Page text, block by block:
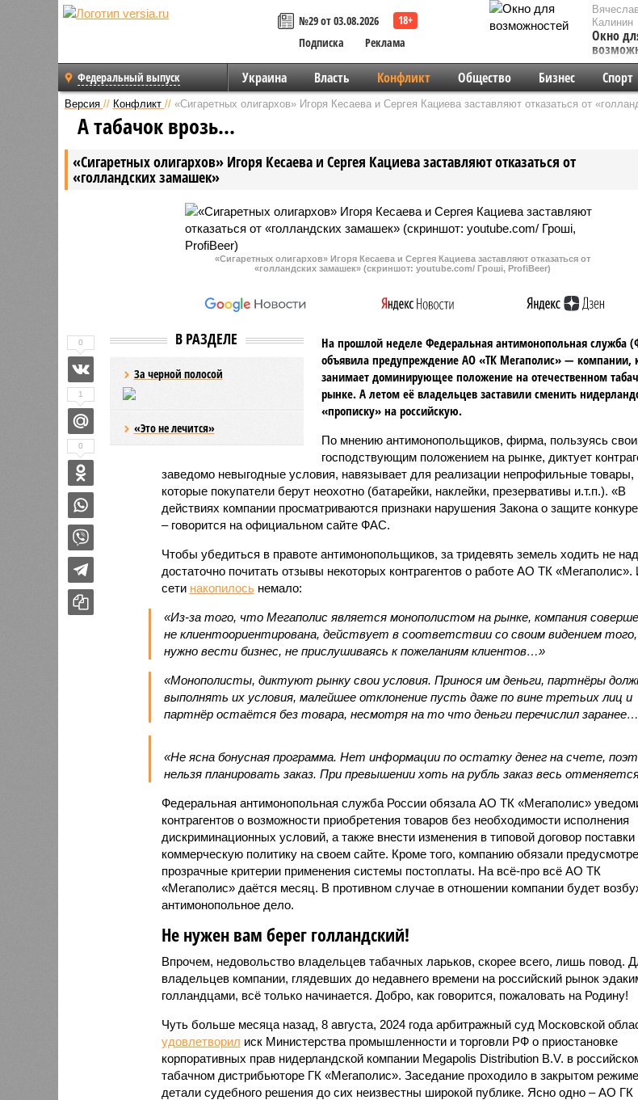
№29 от 03.08.2026
Подписка
Реклама
Вячеслав
Калинин
Окно
Федеральный выпуск Украина Власть Конфликт Общество Бизнес Спорт
Версия // Конфликт // «Сигаретных олигархов» Игоря Кесаева и Сергея Кациева заставляют отказаться от
«Сигаретных олигархов» Игоря Кесаева и Сергея Кациева заставляют отказаться от
«голландских замашек»
А табачок врозь…
«Сигаретных олигархов» Игоря Кесаева и Сергея Кациева заставляют отказаться от
«голландских замашек» (скриншот: youtube.com/ Гроші, ProfiBeer)
В РАЗДЕЛЕ
За черной полосой
«Это не лечится»
На прошлой неделе Федеральная антимонопольная служба
объявила предупреждение АО «ТК Мегаполис» — компании,
занимает доминирующее положение на отечественном
рынке. А летом её владельцев заставили сменить
«прописку» на российскую.
По мнению антимонопольщиков, фирма, пользуясь
господствующим положением на рынке, диктует
заведомо невыгодные условия, навязывает для реализации непрофильные товары,
которые покупатели берут неохотно (батарейки, наклейки, презервативы и.т.п.). «В
действиях компании просматриваются признаки нарушения Закона о защите
– говорится на официальном сайте ФАС.
Чтобы убедиться в правоте антимонопольщиков, за тридевять земель ходить не
достаточно почитать отзывы некоторых контрагентов о работе АО ТК «Мегаполис».
сети накопилосьнемало:
«Из-за того, что Мегаполис является монополистом на рынке, компания
не клиентоориентирована, действует в соответствии со своим видением того,
нужно вести бизнес, не прислушиваясь к пожеланиям клиентов…»
«Монополисты, диктуют рынку свои условия. Принося им деньги, партнёры
выполнять их условия, малейшее отклонение пусть даже по вине третьих лиц и
партнёр остаётся без товара, несмотря на то что деньги перечислил
«Не ясна бонусная программа. Нет информации по остатку денег на счете,
нельзя планировать заказ. При превышении хоть на рубль заказ весь
Федеральная антимонопольная служба России обязала АО ТК «Мегаполис»
контрагентов о возможности приобретения товаров без необходимости исполнения
дискриминационных условий, а также внести изменения в типовой договор поставки
коммерческую политику на своем сайте. Кроме того, компанию обязали
прозрачные критерии применения системы постоплаты. На всё-про всё АО ТК
«Мегаполис» даётся месяц. В противном случае в отношении компании будет
антимонопольное дело.
Не нужен вам берег голландский!
Впрочем, недовольство владельцев табачных ларьков, скорее всего, лишь повод.
владельцев компании, глядевших до недавнего времени на российский рынок
голландцами, всё только начинается. Добро, как говорится, пожаловать на Родину!
Чуть больше месяца назад, 8 августа, 2024 года арбитражный суд Московской
удовлетворил иск Министерства промышленности и торговли РФ о приостановке
корпоративных прав нидерландской компании Megapolis Distribution B.V. в
табачном дистрибьюторе ГК «Мегаполис». Заседание проходило в закрытом
детали судебного решения до сих неизвестны широкой публике. Ясно одно – АО ГК
0
1
0